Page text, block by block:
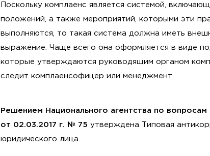
Поскольку комплаенс является системой,
положений, а также мероприятий, которыми эти
выполняются, то такая система должна иметь
выражение. Чаще всего она оформляется в виде
которые утверждаются руководящим органом
следит комплаенсофицер или менеджмент.
Решением Национального агентства по
от 02.03.2017 г. № 75 утверждена Типовая
юридического лица.